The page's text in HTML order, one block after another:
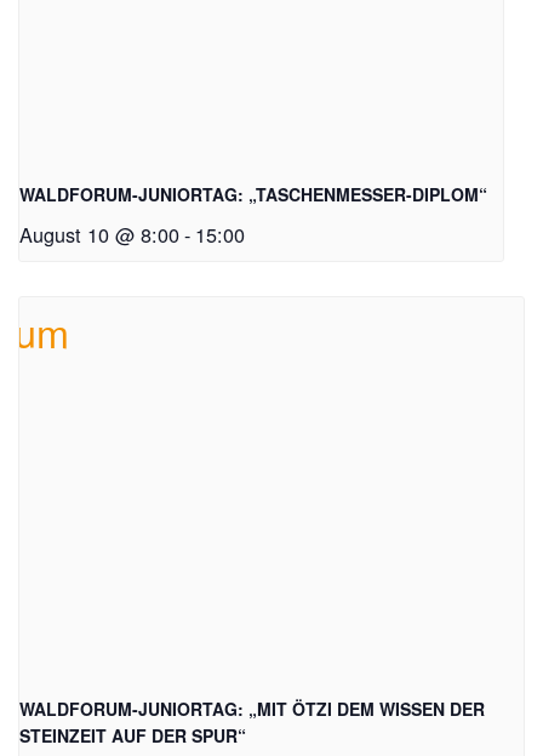
WALDFORUM-JUNIORTAG: „TASCHENMESSER-DIPLOM“
August 10 @ 8:00- 15:00
WALDFORUM-JUNIORTAG: „MIT ÖTZI DEM WISSEN DER
STEINZEIT AUF DER SPUR“